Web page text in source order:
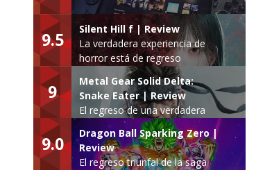
9.5
Silent Hill f | Review
La verdadera experiencia de
horror está de regreso
9
Metal Gear Solid Delta:
Snake Eater | Review
El regreso de una verdadera
leyenda
9.0
Dragon Ball Sparking Zero |
Review
El regreso triunfal de la saga